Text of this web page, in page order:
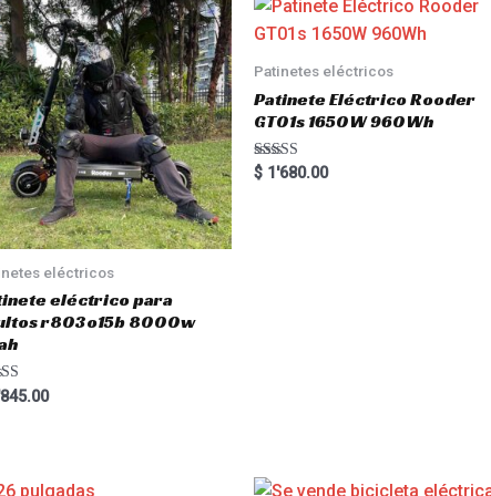
eléctricos
eléctrico para
r803o15b 8000w
Patinetes eléctricos
Patinete Eléctrico Rooder
GT01s 1650W 960Wh
Rated
5.00
$ 1'680.00